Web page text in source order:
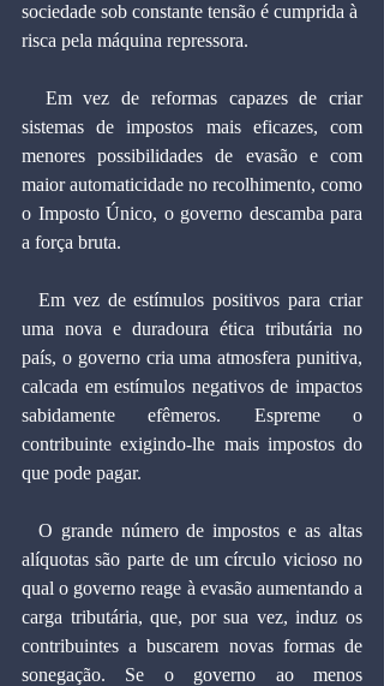
sociedade sob constante tensão é cumprida à
risca pela máquina repressora.
sistemas de impostos mais eficazes, com
menores possibilidades de evasão e com
maior automaticidade no recolhimento, como
o Imposto Único, o governo descamba para
a força bruta.
uma nova e duradoura ética tributária no
país, o governo cria uma atmosfera punitiva,
calcada em estímulos negativos de impactos
sabidamente efêmeros. Espreme o
contribuinte exigindo-lhe mais impostos do
que pode pagar.
alíquotas são parte de um círculo vicioso no
qual o governo reage à evasão aumentando a
carga tributária, que, por sua vez, induz os
contribuintes a buscarem novas formas de
sonegação. Se o governo ao menos